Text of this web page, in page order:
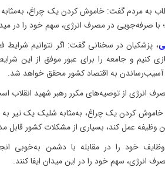
به مردم گفت: خاموش کردن یک چراغ،
صرفه‌جویی در مصرف انرژی، سهم خود را در
، پزشکیان در سخنانی گفت: اگر نتوانیم شرایط
کنیم و جامعه را برای عبور موفق از این
به اقتصاد کشور محقق خواهد شد.
انرژی از توصیه‌های مکرر رهبر شهید انقلاب
خاموش کردن یک چراغ، به‌مثابه شلیک یک
وظیفه عمل کند، بسیاری از مشکلات کشور قابل
خود را در مقابله با دشمن به‌خوبی
انرژی، سهم خود را در این میدان ایفا کنند.